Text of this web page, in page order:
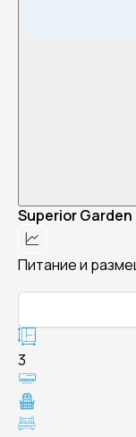
Superior
Питание и
3